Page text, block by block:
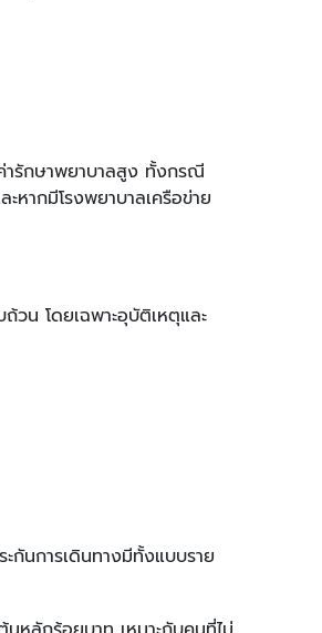
ารักษาพยาบาลสูง ทั้งกรณี
หากมีโรงพยาบาลเครือข่าย
วน โดยเฉพาะอุบัติเหตุและ
ะกันการเดินทางมีทั้งแบบราย